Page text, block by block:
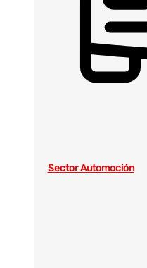
Sector Automoción